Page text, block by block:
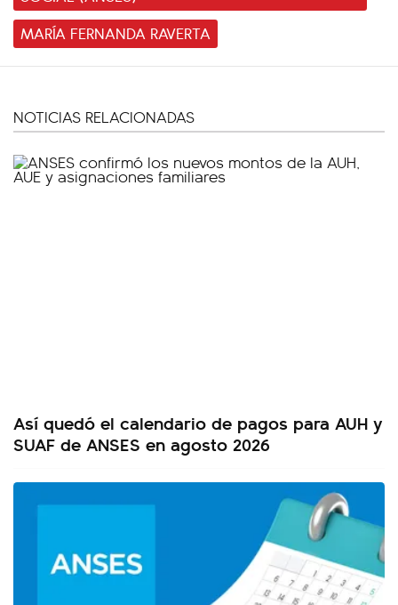
MARÍA FERNANDA RAVERTA
NOTICIAS RELACIONADAS
Así quedó el calendario de pagos para AUH y
SUAF de ANSES en agosto 2026